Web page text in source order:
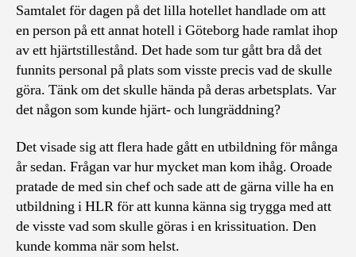
Samtalet för dagen på det lilla hotellet handlade om att
en person på ett annat hotell i Göteborg hade ramlat ihop
av ett hjärtstillestånd. Det hade som tur gått bra då det
funnits personal på plats som visste precis vad de skulle
göra. Tänk om det skulle hända på deras arbetsplats. Var
det någon som kunde hjärt- och lungräddning?
Det visade sig att flera hade gått en utbildning för många
år sedan. Frågan var hur mycket man kom ihåg. Oroade
pratade de med sin chef och sade att de gärna ville ha en
utbildning i HLR för att kunna känna sig trygga med att
de visste vad som skulle göras i en krissituation. Den
kunde komma när som helst.